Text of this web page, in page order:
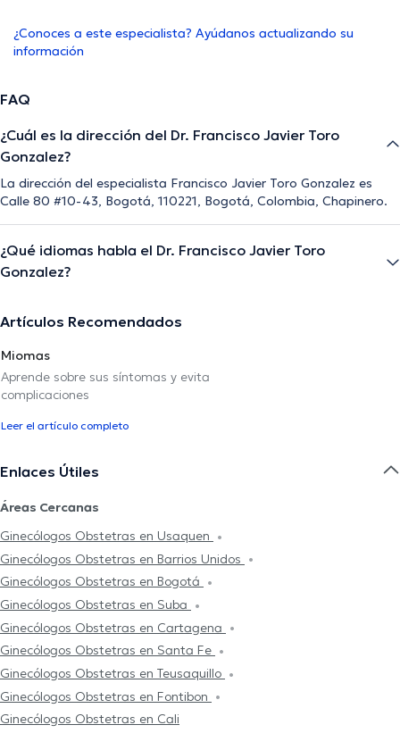
¿Conoces a este especialista? Ayúdanos actualizando su
información
FAQ
¿Cuál es la dirección del Dr. Francisco Javier Toro
Gonzalez?
La dirección del especialista Francisco Javier Toro Gonzalez es
Calle 80 #10-43, Bogotá, 110221, Bogotá, Colombia, Chapinero.
¿Qué idiomas habla el Dr. Francisco Javier Toro
Gonzalez?
Artículos Recomendados
Miomas
Aprende sobre sus síntomas y evita
complicaciones
Leer el artículo completo
Enlaces Útiles
Áreas Cercanas
Ginecólogos Obstetras en Usaquen
Ginecólogos Obstetras en Barrios Unidos
Ginecólogos Obstetras en Bogotá
Ginecólogos Obstetras en Suba
Ginecólogos Obstetras en Cartagena
Ginecólogos Obstetras en Santa Fe
Ginecólogos Obstetras en Teusaquillo
Ginecólogos Obstetras en Fontibon
Ginecólogos Obstetras en Cali